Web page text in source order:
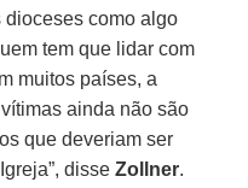
dioceses como algo
tem que lidar com
muitos países, a
ainda não são
que deveriam ser
disseZollner.